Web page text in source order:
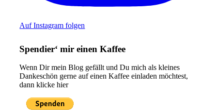
Auf Instagram folgen
Spendier‘ mir einen Kaffee
Wenn Dir mein Blog gefällt und Du mich als kleines
Dankeschön gerne auf einen Kaffee einladen möchtest,
dann klicke hier